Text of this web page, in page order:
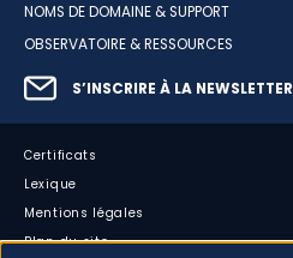
NOMS DE DOMAINE & SUPPORT
OBSERVATOIRE & RESSOURCES
S’INSCRIRE À LA NEWSLETTER
Certificats
Lexique
Mentions légales
Plan du site